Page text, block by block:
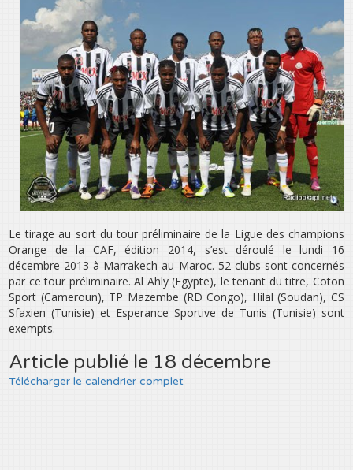
Le tirage au sort du tour préliminaire de la Ligue des champions
Orange de la CAF, édition 2014, s’est déroulé le lundi 16
décembre 2013 à Marrakech au Maroc. 52 clubs sont concernés
par ce tour préliminaire. Al Ahly (Egypte), le tenant du titre, Coton
Sport (Cameroun), TP Mazembe (RD Congo), Hilal (Soudan), CS
Sfaxien (Tunisie) et Esperance Sportive de Tunis (Tunisie) sont
exempts.
Article publié le 18 décembre
Télécharger le calendrier complet